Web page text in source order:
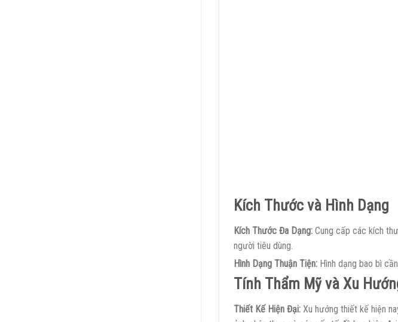
Kích Thước và Hình Dạng
Kích Thước Đa Dạng: Cung cấp các kích
người tiêu dùng.
Hình Dạng Thuận Tiện: Hình dạng bao bì
Tính Thẩm Mỹ và Xu
Thiết Kế Hiện Đại: Xu hướng thiết kế hiện